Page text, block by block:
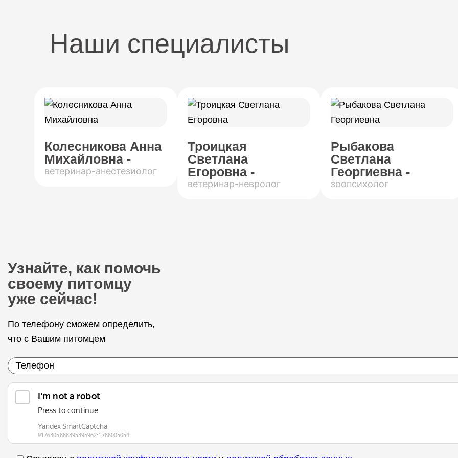
Наши специалисты
Колесникова Анна
Михайловна -
ветеринар-анестезиолог
Троицкая
Светлана
Егоровна -
ветеринар-невролог
Рыбакова
Светлана
Георгиевна -
зоопсихолог
Узнайте, как помочь
своему питомцу
уже сейчас!
По телефону сможем определить,
что с Вашим питомцем